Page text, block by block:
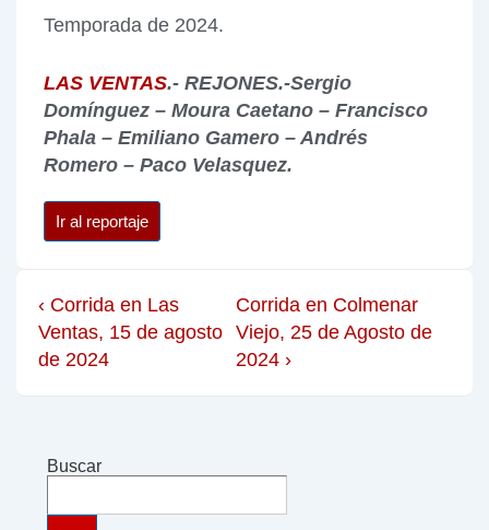
Temporada de 2024.
LAS VENTAS.- REJONES.-Sergio
Domínguez – Moura Caetano – Francisco
Phala – Emiliano Gamero – Andrés
Romero – Paco Velasquez.
Ir al reportaje
‹ Corrida en Las
Ventas, 15 de agosto
de 2024
Corrida en Colmenar
Viejo, 25 de Agosto de
2024 ›
Buscar